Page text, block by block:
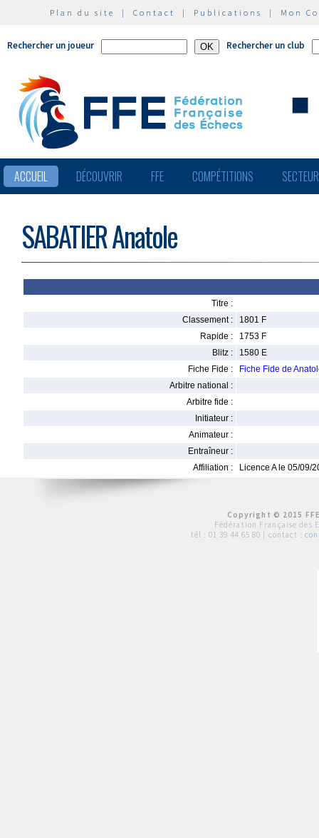
Plan du site | Contact | Publications | Mon
Rechercher un joueur Rechercher un club
ACCUEIL DÉCOUVRIR FFE COMPÉTITIONS
SABATIER Anatole
Titre :
Classement :
1801 F
Rapide :
1753 F
Blitz :
1580 E
Fiche Fide :
Fiche Fide de
Arbitre national :
Arbitre fide :
Initiateur :
Animateur :
Entraîneur :
Affiliation :
Licence A le 05/09/
Copyright © 2015
Fédération Française des
tél : 01 39 44 65 80 | contact :